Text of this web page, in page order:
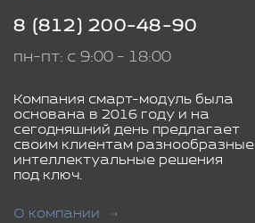
8 (812) 200-48-90
пн-пт: с 9:00 - 18:00
Компания смарт-модуль была
основана в 2016 году и на
сегодняшний день предлагает
своим клиентам разнообразные
интеллектуальные решения
под ключ.
О компании